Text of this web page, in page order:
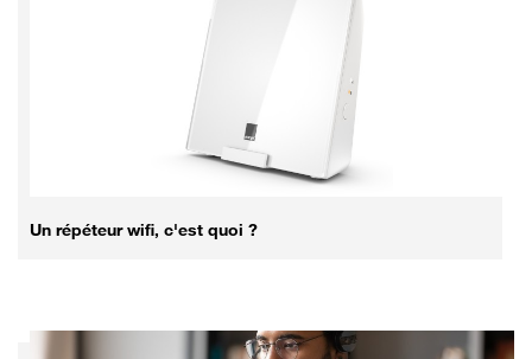
Un répéteur wifi, c'est quoi ?